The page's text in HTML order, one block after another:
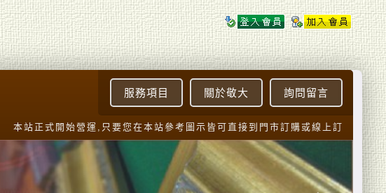
本站正式開始營運,只要您在本站參考圖示皆可直接到門市訂購或線上訂購.
服務項目 關於敬大 詢問留言